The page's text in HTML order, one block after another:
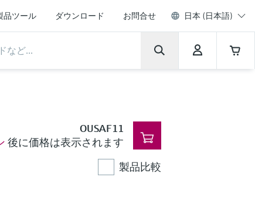
品ツール ダウンロード お問合せ 日本 (日本語)
OUSAF11
後に価格は表示されます
製品比較